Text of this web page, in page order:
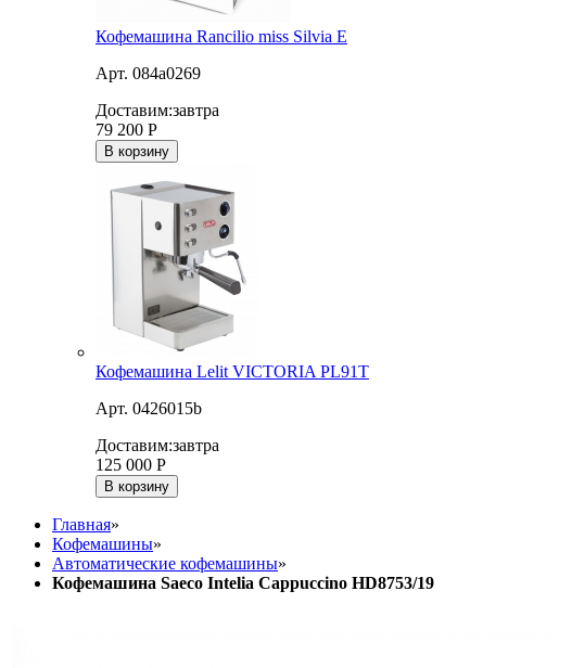
Кофемашина Rancilio miss Silvia E
Арт. 084a0269
Доставим:завтра
79 200 Р
В корзину
Кофемашина Lelit VICTORIA PL91T
Арт. 0426015b
Доставим:завтра
125 000 Р
В корзину
Главная»
Кофемашины»
Автоматические кофемашины»
Кофемашина Saeco Intelia Cappuccino HD8753/19